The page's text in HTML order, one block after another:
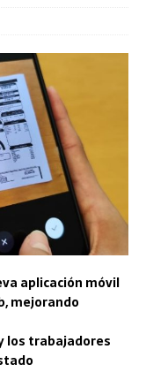
aplicación móvil
mejorando
los trabajadores